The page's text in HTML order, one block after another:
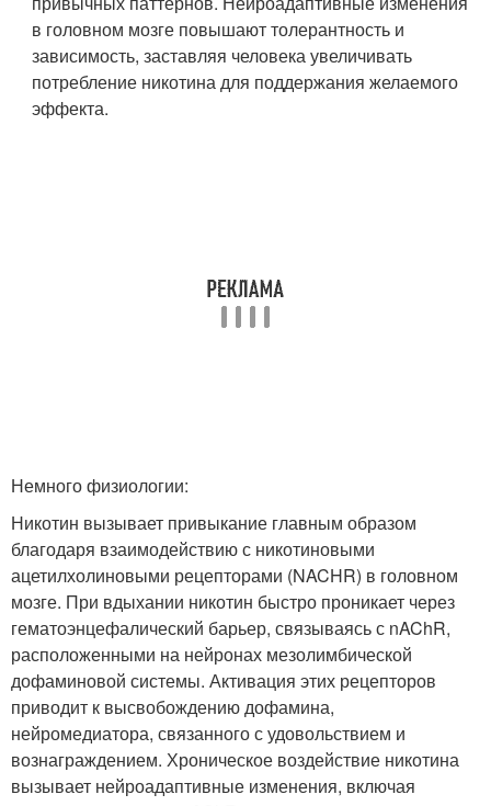
в головном мозге повышают толерантность и
зависимость, заставляя человека увеличивать
потребление никотина для поддержания желаемого
эффекта.
Немного физиологии:
Никотин вызывает привыкание главным образом
благодаря взаимодействию с никотиновыми
ацетилхолиновыми рецепторами (NACHR) в головном
мозге. При вдыхании никотин быстро проникает через
гематоэнцефалический барьер, связываясь с nAChR,
расположенными на нейронах мезолимбической
дофаминовой системы. Активация этих рецепторов
приводит к высвобождению дофамина,
нейромедиатора, связанного с удовольствием и
вознаграждением. Хроническое воздействие никотина
вызывает нейроадаптивные изменения, включая